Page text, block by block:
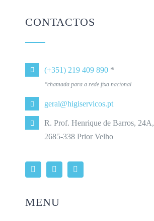
CONTACTOS
(+351) 219 409 890 *
*chamada para a rede fixa nacional
geral@higiservicos.pt
R. Prof. Henrique de Barros, 24A,
2685-338 Prior Velho
MENU